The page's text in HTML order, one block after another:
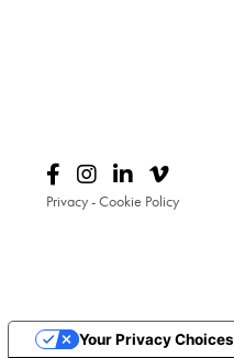
Privacy-Cookie Policy
Your Privacy Choices